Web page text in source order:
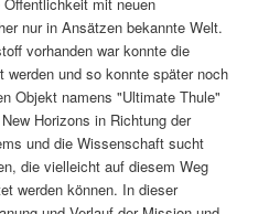
nur in Ansätzen bekannte Welt.
vorhanden war konnte die
werden und so konnte später noch
Objekt namens "Ultimate Thule"
Horizons in Richtung der
und die Wissenschaft sucht
die vielleicht auf diesem Weg
werden können. In dieser